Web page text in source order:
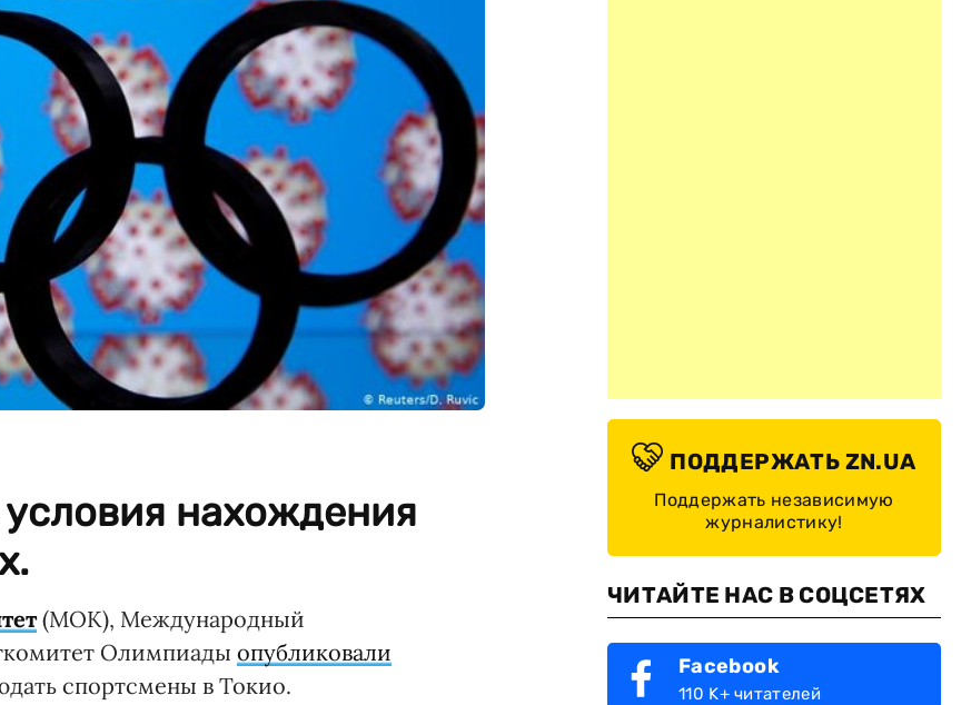
нахождения
(МОК), Международный
Олимпиады опубликовали
спортсмены в Токио.
ПОДДЕРЖАТЬ ZN.UA
Поддержать независимую
журналистику!
ЧИТАЙТЕ НАС В СОЦСЕТЯХ
Facebook
110 K+ читателей